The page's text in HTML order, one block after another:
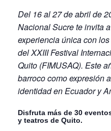
Del 16 al 27 de abril de
Nacional Sucre te invita
experiencia única con
del XXIII Festival
Quito (FIMUSAQ). Este
barroco como expresión
identidad en Ecuador y
Disfruta más de 30
y teatros de Quito.